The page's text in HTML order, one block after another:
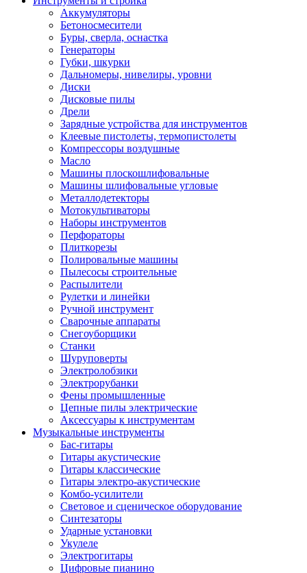
Аккумуляторы
Бетоносмесители
Буры, сверла, оснастка
Генераторы
Губки, шкурки
Дальномеры, нивелиры, уровни
Диски
Дисковые пилы
Дрели
Зарядные устройства для инструментов
Клеевые пистолеты, термопистолеты
Компрессоры воздушные
Масло
Машины плоскошлифовальные
Машины шлифовальные угловые
Металлодетекторы
Мотокультиваторы
Наборы инструментов
Перфораторы
Плиткорезы
Полировальные машины
Пылесосы строительные
Распылители
Рулетки и линейки
Ручной инструмент
Сварочные аппараты
Снегоуборщики
Станки
Шуруповерты
Электролобзики
Электрорубанки
Фены промышленные
Цепные пилы электрические
Аксессуары к инструментам
Музыкальные инструменты
Бас-гитары
Гитары акустические
Гитары классические
Гитары электро-акустические
Комбо-усилители
Световое и сценическое оборудование
Синтезаторы
Ударные установки
Укулеле
Электрогитары
Цифровые пианино